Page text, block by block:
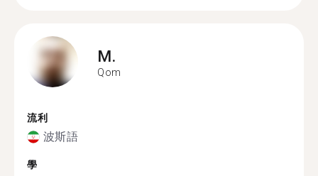
M.
Qom
流利
波斯語
學